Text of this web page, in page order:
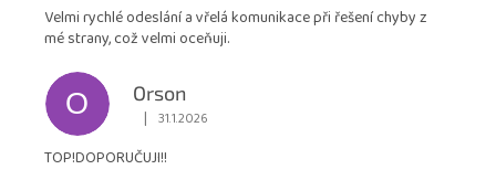
Velmi rychlé odeslání a vřelá komunikace při řešení chyby z
mé strany, což velmi oceňuji.
O
Orson
Hodnocení obchodu je 5 z 5 hvězdiček.
| 31.1.2026
TOP!DOPORUČUJI!!